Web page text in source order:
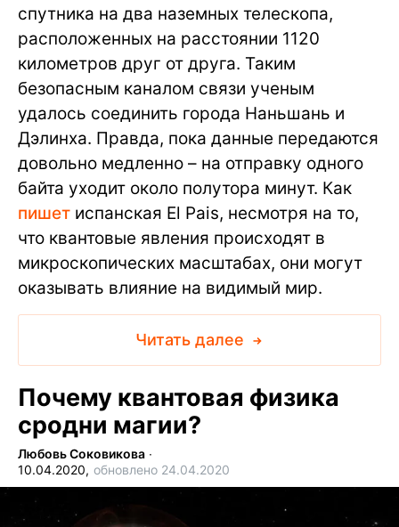
спутника на два наземных телескопа,
расположенных на расстоянии 1120
километров друг от друга. Таким
безопасным каналом связи ученым
удалось соединить города Наньшань и
Дэлинха. Правда, пока данные передаются
довольно медленно – на отправку одного
байта уходит около полутора минут. Как
пишет испанская El Pais, несмотря на то,
что квантовые явления происходят в
микроскопических масштабах, они могут
оказывать влияние на видимый мир.
Читать далее
Почему квантовая физика
сродни магии?
Любовь Соковикова ∙
10.04.2020, обновлено 24.04.2020